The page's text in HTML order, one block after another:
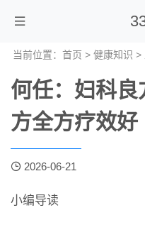
当前位置： 首页 > 健康知识 >
何任：妇科
方全方疗效好
2026-06-21
小编导读